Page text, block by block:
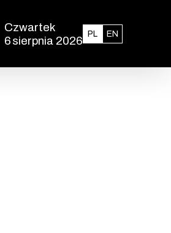
Czwartek
6sierpnia 2026
PL Polski
ENEnglish